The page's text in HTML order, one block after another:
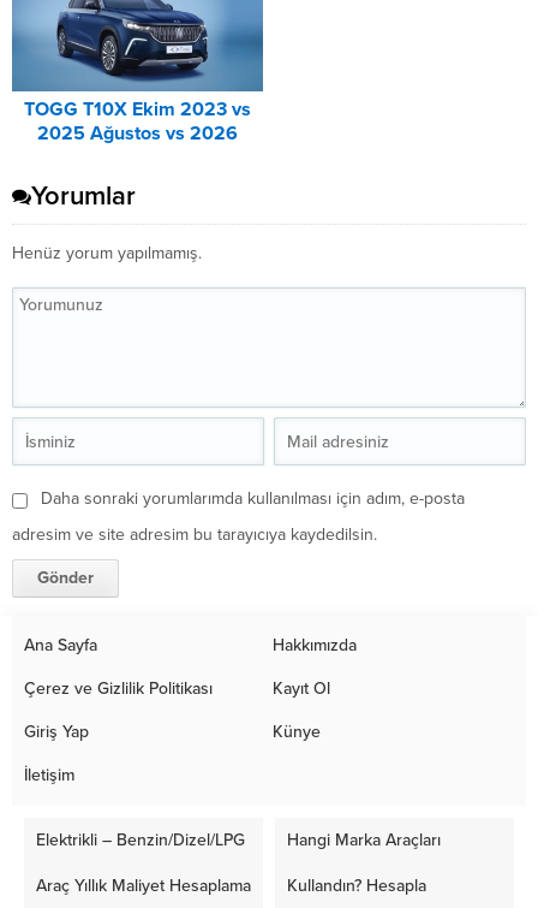
TOGG T10X Ekim 2023 vs
2025 Ağustos vs 2026
Karşılaştırma
Yorumlar
Henüz yorum yapılmamış.
Daha sonraki yorumlarımda kullanılması için adım, e-posta
adresim ve site adresim bu tarayıcıya kaydedilsin.
Ana Sayfa Hakkımızda
Çerez ve Gizlilik Politikası Kayıt Ol
Giriş Yap Künye
İletişim
Elektrikli – Benzin/Dizel/LPG
Araç Yıllık Maliyet Hesaplama
Hangi Marka Araçları
Kullandın? Hesapla